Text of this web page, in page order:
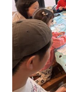
ラムで更新中 ...続
BESS岐阜 今日の
木の家ライフ
こだ
シェア